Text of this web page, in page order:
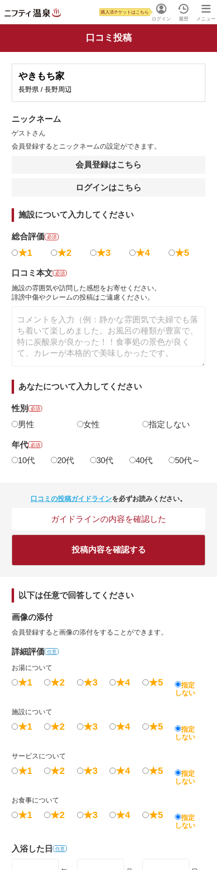
ログイン
購入済チケットはこちら
履歴 メニュー
口コミ投稿
やきもち家
長野県 / 長野周辺
ニックネーム
ゲスト さん
会員登録するとニックネームの設定ができます。
会員登録はこちら
ログインはこちら
施設について入力してください
総合評価 必須
★1 ★2 ★3 ★4 ★5
口コミ本文 必須
施設の雰囲気や訪問した感想をお寄せください。
誹謗中傷やクレームの投稿はご遠慮ください。
あなたについて入力してください
性別 必須
男性 女性 指定しない
年代 必須
10代 20代 30代 40代 50代～
口コミの投稿ガイドラインを必ずお読みください。
ガイドラインの内容を確認した
投稿内容を確認する
以下は任意で回答してください
画像の添付
会員登録すると画像の添付をすることができます。
詳細評価 任意
お湯について
★1 ★2 ★3 ★4 ★5
指定
しない
施設について
★1 ★2 ★3 ★4 ★5
指定
しない
サービスについて
★1 ★2 ★3 ★4 ★5
指定
しない
お食事について
★1 ★2 ★3 ★4 ★5
指定
しない
入浴した日 任意